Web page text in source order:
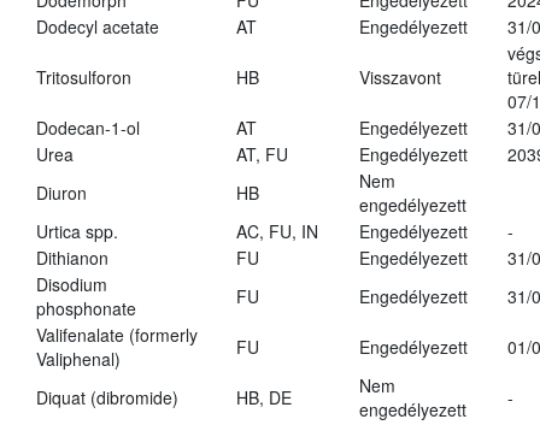
Dodecyl acetate
AT Engedélyezett 31/
Tritosulforon HB Visszavont
07/
Dodecan-1-ol
AT Engedélyezett
31/
Urea
AT, FU Engedélyezett
Diuron
HB
Nem
engedélyezett
Urtica spp.
AC, FU, IN Engedélyezett
-
Dithianon
FU Engedélyezett
31/
Disodium
phosphonate
FU Engedélyezett
31/
Valifenalate (formerly
Valiphenal)
FU Engedélyezett 01/
Diquat (dibromide) HB, DE
Nem
engedélyezett
-